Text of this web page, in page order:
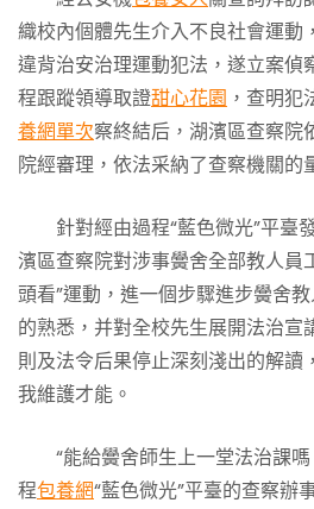
織校內個體先生介入不良社會運動
違背治安治理運動犯法，遂立案偵
程跟蹤領導取證甜心花園 ，查明
養網單次察終結后，湖濱區查察院
院經審理，依法采納了查察機關的
針對經由過程“藍色微光”平臺
濱區查察院對涉事黌舍全部教人員
頭看”運動，進一個步驟進步黌舍
的熟悉，并對全校先生展開法治宣
則及法令后果停止深刻淺出的解讀
我維護才能。
“能給黌舍師生上一堂法治課
程包養網“藍色微光”平臺的查察辦